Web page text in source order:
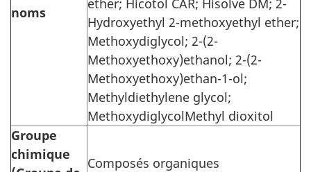
noms
Hydroxyethyl 2-methoxyethyl ether;
Methoxydiglycol; 2-(2-
Methoxyethoxy)ethanol; 2-(2-
Methoxyethoxy)ethan-1-ol;
Methyldiethylene glycol;
MethoxydiglycolMethyl dioxitol
Groupe
chimique
Composés organiques